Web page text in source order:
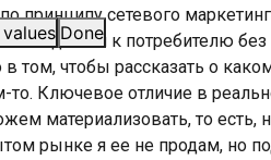
Done
принципу сетевого
к потребителю
том, чтобы рассказать о
то. Ключевое отличие в
материализовать, то есть,
рынке я ее не продам, но